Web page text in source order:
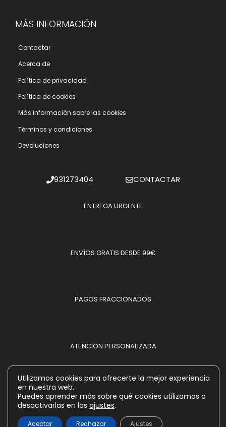
MÁS INFORMACIÓN
Contactar
Acerca de
Polí­tica de privacidad
Polí­tica de cookies
Más información sobre las cookies
Términos y condiciones
Devoluciones
931273404 CONTACTAR
ENTREGA URGENTE
ENVÍOS GRATIS DESDE 99€
PAGOS FRACCIONADOS
ATENCIÓN PERSONALIZADA
MÉTODOS DE PAGO ACEPTADOS
Utilizamos cookies para ofrecerte la mejor experiencia
en nuestra web.
Puedes aprender más sobre qué cookies utilizamos o
desactivarlas en los ajustes.
Aceptar Rechazar Ajustes